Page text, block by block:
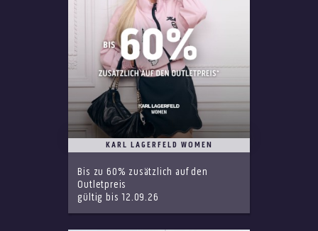
KARL LAGERFELD WOMEN
Bis zu 60% zusätzlich auf den
Outletpreis
gültig bis 12.09.26